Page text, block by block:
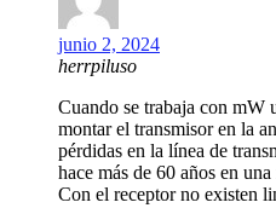
junio 2, 2024
herrpiluso
Cuando se trabaja con mW
montar el transmisor en la
pérdidas en la línea de
hace más de 60 años en una
Con el receptor no existen